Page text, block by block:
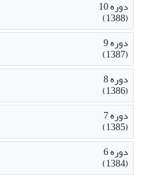
دوره 10
(1388)
دوره 9
(1387)
دوره 8
(1386)
دوره 7
(1385)
دوره 6
(1384)